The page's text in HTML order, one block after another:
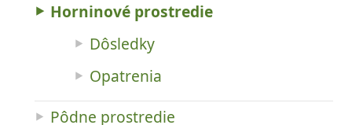
Horninové prostredie
Dôsledky
Opatrenia
Pôdne prostredie